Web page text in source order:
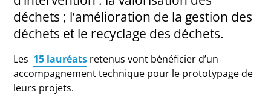
déchets ; l’amélioration de la gestion des
déchets et le recyclage des déchets.
Les 15 lauréats retenus vont bénéficier d’un
accompagnement technique pour le prototypage de
leurs projets.